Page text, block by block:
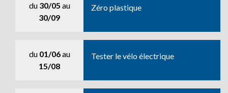
du 30/05 au
30/09
Zéro plastique
du 01/06au
15/08
Tester le vélo électrique